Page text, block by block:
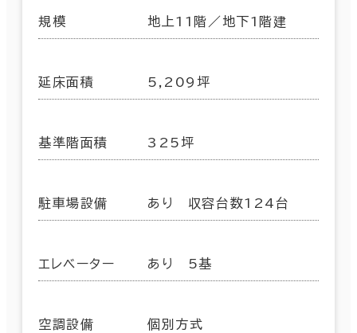
規模 地上11階／地下1階建
延床面積 5,209坪
基準階面積 325坪
駐車場設備 あり 収容台数124台
エレベーター あり 5基
空調設備 個別方式